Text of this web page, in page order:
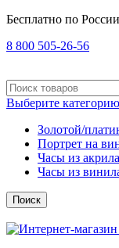
Бесплатно по России
8 800 505-26-56
Выберите категорию
Золотой/
Портрет на
Часы из акрила
Часы из
Поиск